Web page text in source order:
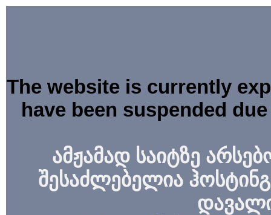
The website is currently
have been suspended
ამჟამად საიტზე
შესაძლებელია